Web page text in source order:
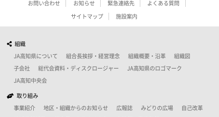
お問い合わせ お知らせ 緊急連絡先 よくある質問
サイトマップ 施設案内
組織
JA高知県について 組合長挨拶・経営理念 組織概要・沿革 組織図
子会社 総代会資料・ディスクロージャー JA高知県のロゴマーク
JA高知中央会
取り組み
事業紹介 地区・組織からのお知らせ 広報誌 みどりの広場 自己改革